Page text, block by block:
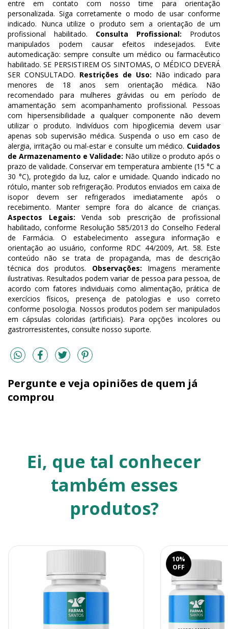
entre em contato com nosso time para orientação
personalizada. Siga corretamente o modo de usar conforme
indicado. Nunca utilize o produto sem a orientação de um
profissional habilitado. Consulta Profissional: Produtos
manipulados podem causar efeitos indesejados. Evite
automedicação: sempre consulte um médico ou farmacêutico
habilitado. SE PERSISTIREM OS SINTOMAS, O MÉDICO DEVERÁ
SER CONSULTADO. Restrições de Uso: Não indicado para
menores de 18 anos sem orientação médica. Não
recomendado para mulheres grávidas ou em período de
amamentação sem acompanhamento profissional. Pessoas
com hipersensibilidade a qualquer componente não devem
utilizar o produto. Indivíduos com hipoglicemia devem usar
apenas sob supervisão médica. Suspenda o uso em caso de
alergia, irritação ou mal-estar e consulte um médico. Cuidados
de Armazenamento e Validade: Não utilize o produto após o
prazo de validade. Conservar em temperatura ambiente (15 °C a
30 °C), protegido da luz, calor e umidade. Quando indicado no
rótulo, manter sob refrigeração. Produtos enviados em caixa de
isopor devem ser refrigerados imediatamente após o
recebimento. Manter sempre fora do alcance de crianças.
Aspectos Legais: Venda sob prescrição de profissional
habilitado, conforme Resolução 585/2013 do Conselho Federal
de Farmácia. O estabelecimento assegura informação e
orientação ao usuário, conforme RDC 44/2009, Art. 58. Este
conteúdo não se trata de propaganda, mas de descrição
técnica dos produtos. Observações: Imagens meramente
ilustrativas. Resultados podem variar de pessoa para pessoa, de
acordo com fatores individuais como alimentação, prática de
exercícios físicos, presença de patologias e uso correto
conforme posologia. Nossos produtos podem ser manipulados
em cápsulas coloridas (artificiais). Para opções incolores ou
gastrorresistentes, consulte nosso suporte.
Pergunte e veja opiniões de quem já
comprou
Ei, que tal conhecer
também esses
produtos?
10%
OFF